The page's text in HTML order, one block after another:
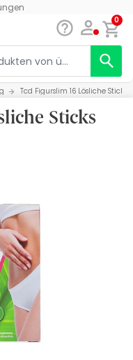
0
Tcd Figurslim 16 Lösliche Sticks
Sticks